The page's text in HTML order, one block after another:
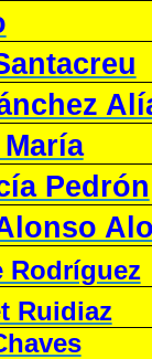
Pedrón
Rodríguez
Ruidiaz